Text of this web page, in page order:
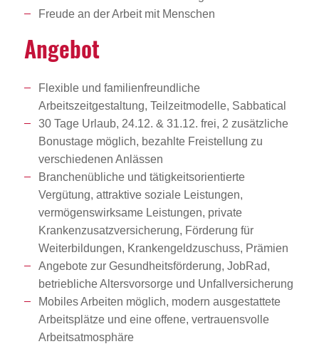
Freude an der Arbeit mit Menschen
Angebot
Flexible und familienfreundliche
Arbeitszeitgestaltung, Teilzeitmodelle, Sabbatical
30 Tage Urlaub, 24.12. & 31.12. frei, 2 zusätzliche
Bonustage möglich, bezahlte Freistellung zu
verschiedenen Anlässen
Branchenübliche und tätigkeitsorientierte
Vergütung, attraktive soziale Leistungen,
vermögenswirksame Leistungen, private
Krankenzusatzversicherung, Förderung für
Weiterbildungen, Krankengeldzuschuss, Prämien
Angebote zur Gesundheitsförderung, JobRad,
betriebliche Altersvorsorge und Unfallversicherung
Mobiles Arbeiten möglich, modern ausgestattete
Arbeitsplätze und eine offene, vertrauensvolle
Arbeitsatmosphäre